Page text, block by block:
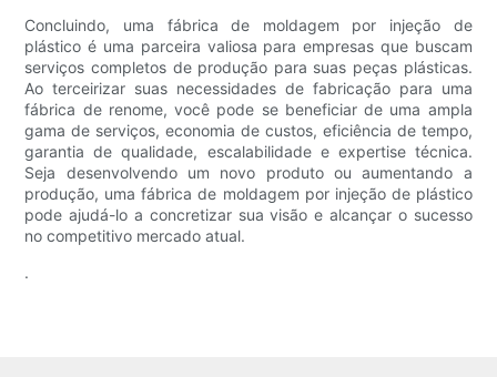
Concluindo, uma fábrica de moldagem por injeção de
plástico é uma parceira valiosa para empresas que buscam
serviços completos de produção para suas peças plásticas.
Ao terceirizar suas necessidades de fabricação para uma
fábrica de renome, você pode se beneficiar de uma ampla
gama de serviços, economia de custos, eficiência de tempo,
garantia de qualidade, escalabilidade e expertise técnica.
Seja desenvolvendo um novo produto ou aumentando a
produção, uma fábrica de moldagem por injeção de plástico
pode ajudá-lo a concretizar sua visão e alcançar o sucesso
no competitivo mercado atual.
.